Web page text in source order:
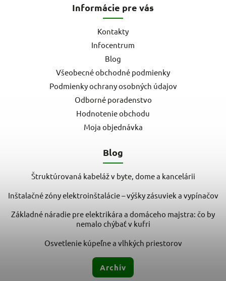
Informácie pre vás
Kontakty
Infocentrum
Blog
Všeobecné obchodné podmienky
Podmienky ochrany osobných údajov
Odborné poradenstvo
Hodnotenie obchodu
Moja objednávka
Blog
Štruktúrovaná kabeláž v byte, dome a kancelárii
Inštalačné zóny elektroinštalácie – výšky zásuviek a vypínačov
Základné náradie pre elektrikára a domáceho majstra: čo by
nemalo chýbať v kufri
Osvetlenie kúpeľne a vlhkých priestorov
Archív